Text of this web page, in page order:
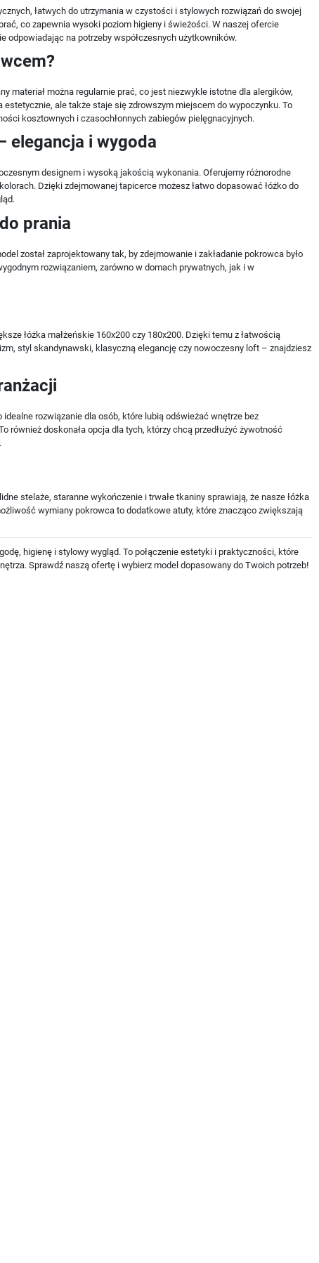
łatwych do utrzymania w czystości i stylowych rozwiązań do swojej
co zapewnia wysoki poziom higieny i świeżości. W naszej ofercie
odpowiadając na potrzeby współczesnych użytkowników.
materiał można regularnie prać, co jest niezwykle istotne dla alergików,
ale także staje się zdrowszym miejscem do wypoczynku. To
kosztownych i czasochłonnych zabiegów pielęgnacyjnych.
elegancja i wygoda
designem i wysoką jakością wykonania. Oferujemy różnorodne
Dzięki zdejmowanej tapicerce możesz łatwo dopasować łóżko do
prania
został zaprojektowany tak, by zdejmowanie i zakładanie pokrowca było
rozwiązaniem, zarówno w domach prywatnych, jak i w
łóżka małżeńskie 160x200 czy 180x200. Dzięki temu z łatwością
styl skandynawski, klasyczną elegancję czy nowoczesny loft – znajdziesz
idealne rozwiązanie dla osób, które lubią odświeżać wnętrze bez
również doskonała opcja dla tych, którzy chcą przedłużyć żywotność
stelaże, staranne wykończenie i trwałe tkaniny sprawiają, że nasze łóżka
wymiany pokrowca to dodatkowe atuty, które znacząco zwiększają
higienę i stylowy wygląd. To połączenie estetyki i praktyczności, które
Sprawdź naszą ofertę i wybierz model dopasowany do Twoich potrzeb!